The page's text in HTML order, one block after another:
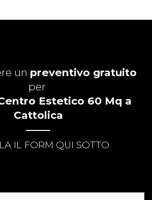
un preventivo gratuito
per
Estetico 60 Mq a
Cattolica
IL FORM QUI SOTTO